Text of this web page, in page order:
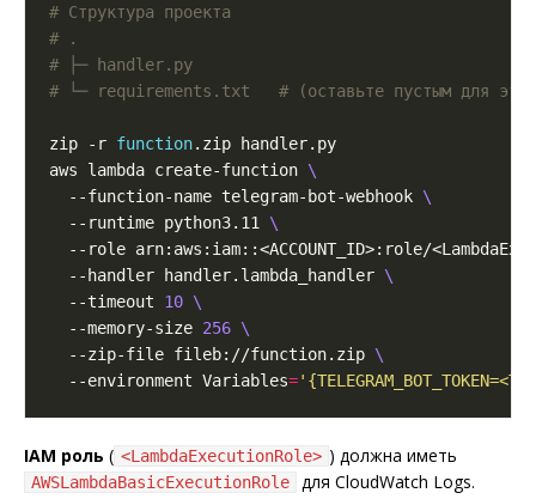
# Структура проекта
# .
# ├─ handler.py
# └─ requirements.txt   # (оставьте пустым для
zip -r function
aws lambda create-function
  --function-name telegram-bot-webhook
  --runtime python3.11
--role arn:aws:iam::<ACCOUNT_ID>:role/
  --handler handler.lambda_handler
  --timeout
10
  --memory-size
256
  --zip-file fileb://function.zip
  --environment Variables
=
IAM роль ( <LambdaExecutionRole> ) должна иметь
AWSLambdaBasicExecutionRole для CloudWatch Logs.